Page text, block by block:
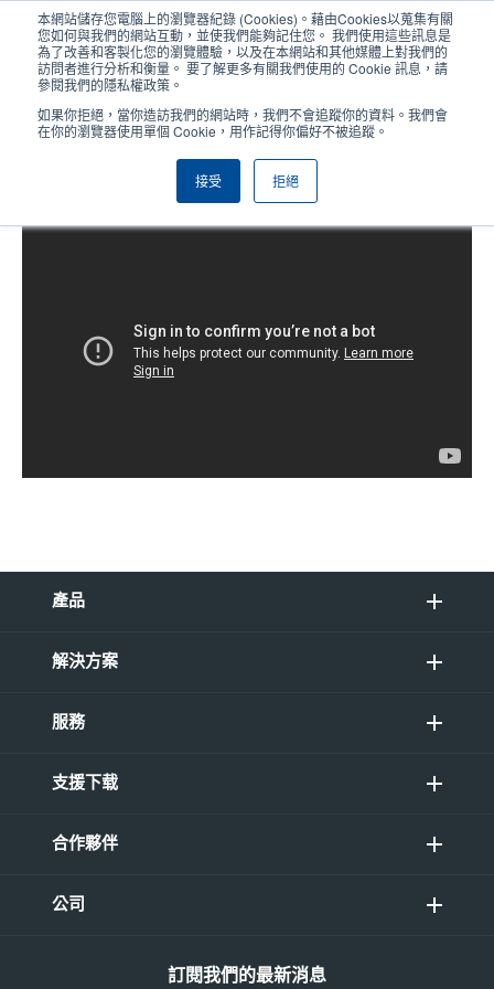
本網站儲存您電腦上的瀏覽器紀錄 (Cookies)。藉由Cookies以蒐集有關
您如何與我們的網站互動，並使我們能夠記住您。 我們使用這些訊息是
為了改善和客製化您的瀏覽體驗，以及在本網站和其他媒體上對我們的
訪問者進行分析和衡量。 要了解更多有關我們使用的 Cookie 訊息，請
參閱我們的隱私權政策。
如果你拒絕，當你造訪我們的網站時，我們不會追蹤你的資料。我們會
在你的瀏覽器使用單個 Cookie，用作記得你偏好不被追蹤。
接受 拒絕
User
menu
User
Header
TSC Console Web 首次登入指引
產品
解決方案
服務
支援下载
合作夥伴
公司
訂閱我們的最新消息